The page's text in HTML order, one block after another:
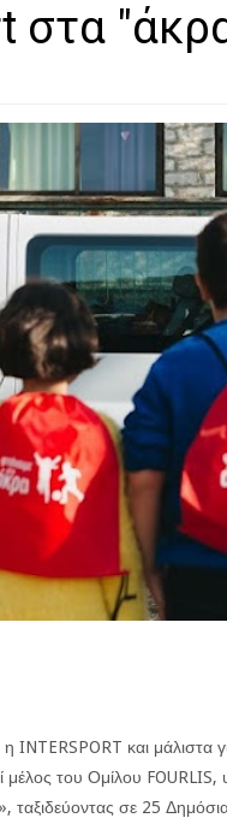
στα
INTERSPORT και μάλιστα
μέλος του Ομίλου
σε 25